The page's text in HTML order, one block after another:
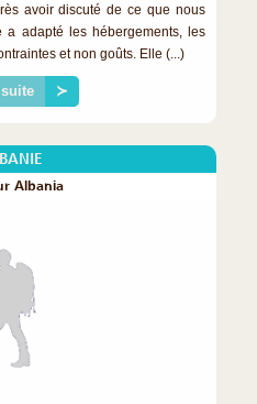
avoir discuté de ce que nous
a adapté les hébergements, les
et non goûts. Elle (...)
≻
Albania